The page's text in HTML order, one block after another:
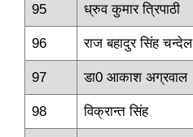
95 ध्रुव कुमार त्रिपाठी
96 राज बहादुर सिंह चन्‍देल
97 डा0 आकाश अग्रवाल
98 वि‍क्रान्‍त सिंह